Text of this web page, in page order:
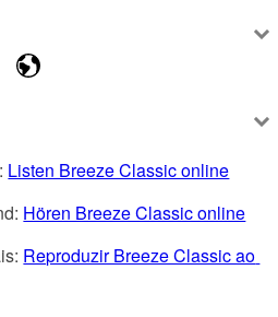
Listen Breeze Classic online
Hören Breeze Classic online
Reproduzir Breeze Classic ao